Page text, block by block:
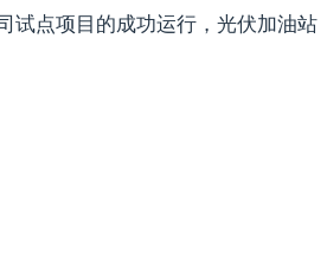
试点项目的成功运行，光伏加油站